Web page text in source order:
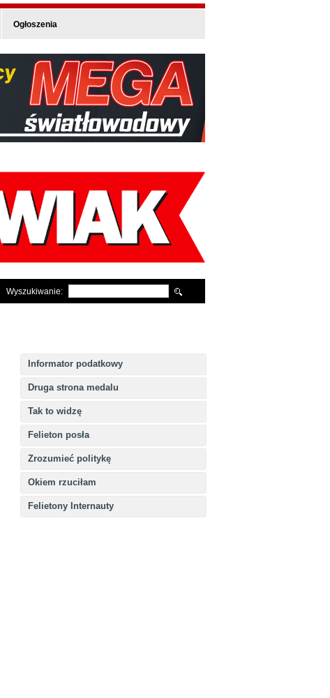
Ogłoszenia
Wyszukiwanie:
Informator podatkowy
Druga strona medalu
Tak to widzę
Felieton posła
Zrozumieć politykę
Okiem rzuciłam
Felietony Internauty